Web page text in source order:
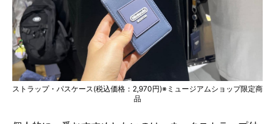
ストラップ・パスケース(税込価格：2,970円)※ミュージアムショップ限定商
品